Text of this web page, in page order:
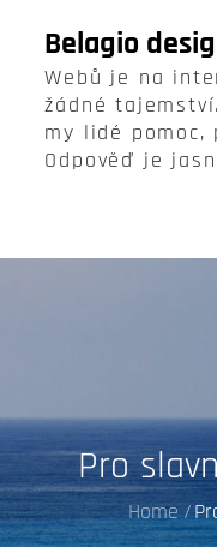
content
Belagio
Webů je na
žádné
my lidé pomoc,
Odpověď je
Pro
Home